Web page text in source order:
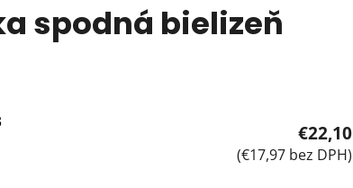
spodná bielizeň
€22,10
(€17,97 bez DPH)